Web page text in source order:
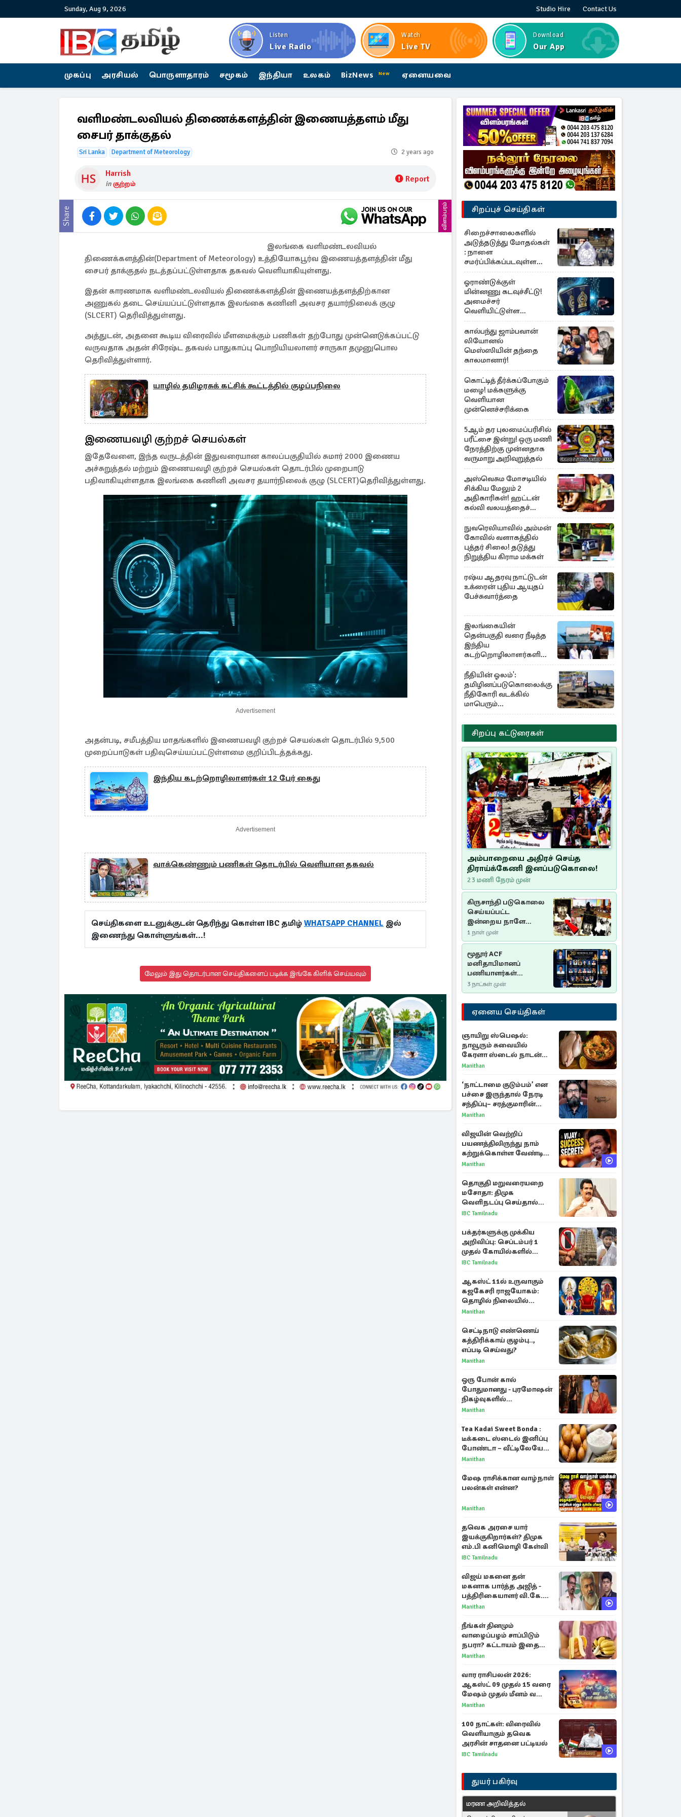
Sunday, Aug 9, 2026 Studio Hire Contact Us
Listen
Live Radio
Watch
Live TV
Download
Our App
முகப்பு அரசியல் பொருளாதாரம் சமூகம் இந்தியா உலகம் BizNews New ஏனையவை
வளிமண்டலவியல் திணைக்களத்தின் இணையத்தளம் மீது
சைபர் தாக்குதல்
Sri Lanka Department of Meteorology 2 years ago
Harrish
inகுற்றம் Report
Share விளம்பரம்
இலங்கை வளிமண்டலவியல்
திணைக்களத்தின்(Department of Meteorology) உத்தியோகபூர்வ இணையத்தளத்தின் மீது
சைபர் தாக்குதல் நடத்தப்பட்டுள்ளதாக தகவல் வெளியாகியுள்ளது.
இதன் காரணமாக வளிமண்டலவியல் திணைக்களத்தின் இணையத்தளத்திற்கான
அணுகல் தடை செய்யப்பட்டுள்ளதாக இலங்கை கணினி அவசர தயார்நிலைக் குழு
(SLCERT) தெரிவித்துள்ளது.
அத்துடன், அதனை கூடிய விரைவில் மீளமைக்கும் பணிகள் தற்போது முன்னெடுக்கப்பட்டு
வருவதாக அதன் சிரேஷ்ட தகவல் பாதுகாப்பு பொறியியலாளர் சாருகா தமுனுபொல
தெரிவித்துள்ளார்.
யாழில் தமிழரசுக் கட்சிக் கூட்டத்தில் குழப்பநிலை
இணையவழி குற்றச் செயல்கள்
இதேவேளை, இந்த வருடத்தின் இதுவரையான காலப்பகுதியில் சுமார் 2000 இணைய
அச்சுறுத்தல் மற்றும் இணையவழி குற்றச் செயல்கள் தொடர்பில் முறைபாடு
பதிவாகியுள்ளதாக இலங்கை கணினி அவசர தயார்நிலைக் குழு (SLCERT)தெரிவித்துள்ளது.
Advertisement
அதன்படி, சமீபத்திய மாதங்களில் இணையவழி குற்றச் செயல்கள் தொடர்பில் 9,500
முறைப்பாடுகள் பதிவுசெய்யப்பட்டுள்ளமை குறிப்பிடத்தக்கது.
இந்திய கடற்றொழிலாளர்கள் 12 பேர் கைது
Advertisement
வாக்கெண்ணும் பணிகள் தொடர்பில் வெளியான தகவல்
செய்திகளை உடனுக்குடன் தெரிந்து கொள்ள IBC தமிழ் WHATSAPP CHANNEL இல்
இணைந்து கொள்ளுங்கள்...!
மேலும் இது தொடர்பான செய்திகளைப் படிக்க இங்கே கிளிக் செய்யவும்
சிறப்புச் செய்திகள்
சிறைச்சாலைகளில்
அடுத்தடுத்து மோதல்கள்
: நாளை
சமர்ப்பிக்கப்படவுள்ள
அறிக்கை
ஓராண்டுக்குள்
மின்னணு கடவுச்சீட்டு!
அமைச்சர்
வெளியிட்டுள்ள
அறிவிப்பு
கால்பந்து ஜாம்பவான்
லியோனல்
மெஸ்ஸியின் தந்தை
காலமானார்!
கொட்டித் தீர்க்கப்போகும்
மழை! மக்களுக்கு
வெளியான
முன்னெச்சரிக்கை
5ஆம் தர புலமைப்பரிசில்
பரீட்சை இன்று! ஒரு மணி
நேரத்திற்கு முன்னதாக
வருமாறு அறிவுறுத்தல்
அஸ்வெசும மோசடியில்
சிக்கிய மேலும் 2
அதிகாரிகள்! ஹட்டன்
கல்வி வலயத்தைச்
சேர்ந்த 6 ஆசிரியர்கள்
குறித்து விசாரணை
நுவரெலியாவில் அம்மன்
கோவில் வளாகத்தில்
புத்தர் சிலை! தடுத்து
நிறுத்திய கிராம மக்கள்
ரஷ்ய ஆதரவு நாட்டுடன்
உக்ரைன் புதிய ஆயுதப்
பேச்சுவார்த்தை
இலங்கையின்
தென்பகுதி வரை நீடித்த
இந்திய
கடற்றொழிலாளர்களின்
ஊடுருவல்
நீதியின் ஓலம்':
தமிழினப்படுகொலைக்கு
நீதிகோரி வடக்கில்
மாபெரும்
கவனயீர்ப்புப்போராட்டம்
சிறப்பு கட்டுரைகள்
அம்பாறையை அதிரச் செய்த
திராய்க்கேணி இனப்படுகொலை!
23 மணி நேரம் முன்
கிருசாந்தி படுகொலை
செய்யப்பட்ட
இன்றைய நாளே
செம்மணி
இனப்படுகொலை
தினம்…!
1 நாள் முன்
மூதூர் ACF
மனிதாபிமானப்
பணியாளர்கள்
படுகொலை (2006): 20
ஆண்டுகளாகியும் நீதி
மறுக்கப்பட்ட
மனிதாபிமானப்
பேரவலம்
3 நாட்கள் முன்
ஏனைய செய்திகள்
ஞாயிறு ஸ்பெஷல்:
நாவூரும் சுவையில்
கேரளா ஸ்டைல் நாடன்
சிக்கன் குழம்பு ரெசிபி!
Manithan
‘நாட்டாமை குடும்பம்’ என
பச்சை இருந்தால் நேரடி
சந்திப்பு– சரத்குமாரின்
புதிய யோசனை
Manithan
விஜயின் வெற்றிப்
பயணத்திலிருந்து நாம்
கற்றுக்கொள்ள வேண்டிய
முக்கிய 3 விடயங்கள்!
Manithan
தொகுதி மறுவரையறை
மசோதா: திமுக
வெளிநடப்பு செய்தால்
ஆதரவாகவே கருதப்படும்
IBC Tamilnadu
பக்தர்களுக்கு முக்கிய
அறிவிப்பு: செப்டம்பர் 1
முதல் கோயில்களில்
மொபைலுக்கு தடை!
IBC Tamilnadu
ஆகஸ்ட் 11ல் உருவாகும்
கஜகேசரி ராஜயோகம்:
தொழில் நிலையில்
அதிர்ஷ்டம் பெறும் 3
Manithan
செட்டிநாடு எண்ணெய்
கத்திரிக்காய் குழம்பு..,
எப்படி செய்வது?
Manithan
ஒரு போன் கால்
போதுமானது - புரமோஷன்
நிகழ்வுகளில்
பங்கேற்காதது குறித்து
Manithan
Tea Kadai Sweet Bonda :
டீக்கடை ஸ்டைல் இனிப்பு
போண்டா – வீட்டிலேயே
செய்வது எப்படி?
Manithan
மேஷ ராசிக்கான வாழ்நாள்
பலன்கள் என்ன?
Manithan
தவெக அரசை யார்
இயக்குகிறார்கள்? திமுக
எம்.பி கனிமொழி கேள்வி
IBC Tamilnadu
விஜய் மகனை தன்
மகனாக பார்த்த அஜித் -
பத்திரிகையாளர் வி.கே.
சுந்தர் ஓபன் டாக்!
Manithan
நீங்கள் தினமும்
வாழைப்பழம் சாப்பிடும்
நபரா? கட்டாயம் இதை
தெரிந்து கொள்ளுங்கள்
Manithan
வார ராசிபலன் 2026:
ஆகஸ்ட் 09 முதல் 15 வரை
மேஷம் முதல் மீனம் வரை
முழு பலன்கள்
Manithan
100 நாட்கள்: விரைவில்
வெளியாகும் தவெக
அரசின் சாதனை பட்டியல்
IBC Tamilnadu
துயர் பகிர்வு
மரண அறிவித்தல்